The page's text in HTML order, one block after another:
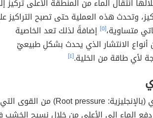
تعرف الخاصية الاسموزية (بالإنجليزية: Osmosis) بالتناضح الذي
على امتصاص الماء من التربة،[٤] وهي
انتقال الماء من المنطقة الأعلى تركيز إلى
متساوية،
الانتشار الذي يحدث بشكلِ طبيعيّ
لأي طاقة من الخلية.